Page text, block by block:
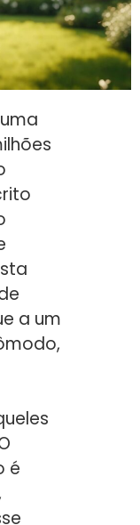
a um
é